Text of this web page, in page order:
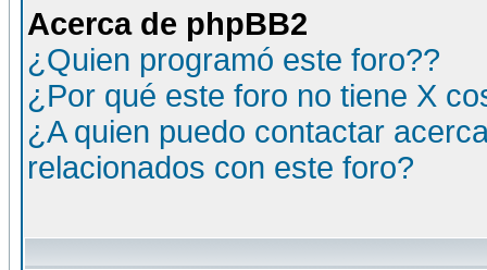
Acerca de phpBB2
¿Quien programó este foro??
¿Por qué este foro no tiene X
¿A quien puedo contactar
relacionados con este foro?